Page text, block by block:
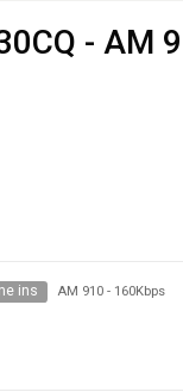
- AM
ins AM 910- 160Kbps